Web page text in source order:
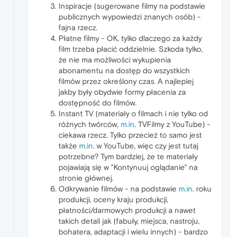
Inspiracje (sugerowane filmy na podstawie
publicznych wypowiedzi znanych osób) -
fajna rzecz.
Płatne filmy - OK, tylko dlaczego za każdy
film trzeba płacić oddzielnie. Szkoda tylko,
że nie ma możliwości wykupienia
abonamentu na dostęp do wszystkich
filmów przez określony czas. A najlepiej
jakby były obydwie formy płacenia za
dostępność do filmów.
Instant TV (materiały o filmach i nie tylko od
różnych twórców, m.in. TVFilmy z YouTube) -
ciekawa rzecz. Tylko przecież to samo jest
także m.in. w YouTube, więc czy jest tutaj
potrzebne? Tym bardziej, że te materiały
pojawiają się w "Kontynuuj oglądanie" na
stronie głównej.
Odkrywanie filmów - na podstawie m.in. roku
produkcji, oceny kraju produkcji,
płatności/darmowych produkcji a nawet
takich detali jak (fabuły, miejsca, nastroju,
bohatera, adaptacji i wielu innych) - bardzo